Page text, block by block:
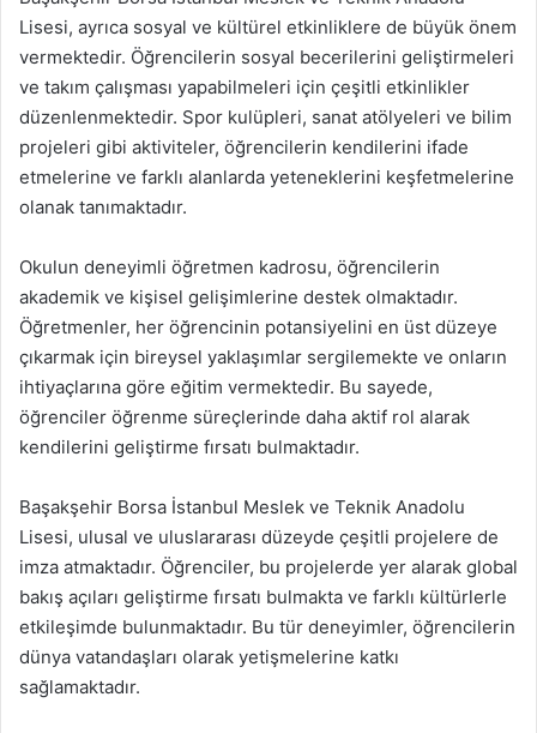
Lisesi, ayrıca sosyal ve kültürel etkinliklere de büyük önem
vermektedir. Öğrencilerin sosyal becerilerini geliştirmeleri
ve takım çalışması yapabilmeleri için çeşitli etkinlikler
düzenlenmektedir. Spor kulüpleri, sanat atölyeleri ve bilim
projeleri gibi aktiviteler, öğrencilerin kendilerini ifade
etmelerine ve farklı alanlarda yeteneklerini keşfetmelerine
olanak tanımaktadır.
Okulun deneyimli öğretmen kadrosu, öğrencilerin
akademik ve kişisel gelişimlerine destek olmaktadır.
Öğretmenler, her öğrencinin potansiyelini en üst düzeye
çıkarmak için bireysel yaklaşımlar sergilemekte ve onların
ihtiyaçlarına göre eğitim vermektedir. Bu sayede,
öğrenciler öğrenme süreçlerinde daha aktif rol alarak
kendilerini geliştirme fırsatı bulmaktadır.
Başakşehir Borsa İstanbul Meslek ve Teknik Anadolu
Lisesi, ulusal ve uluslararası düzeyde çeşitli projelere de
imza atmaktadır. Öğrenciler, bu projelerde yer alarak global
bakış açıları geliştirme fırsatı bulmakta ve farklı kültürlerle
etkileşimde bulunmaktadır. Bu tür deneyimler, öğrencilerin
dünya vatandaşları olarak yetişmelerine katkı
sağlamaktadır.